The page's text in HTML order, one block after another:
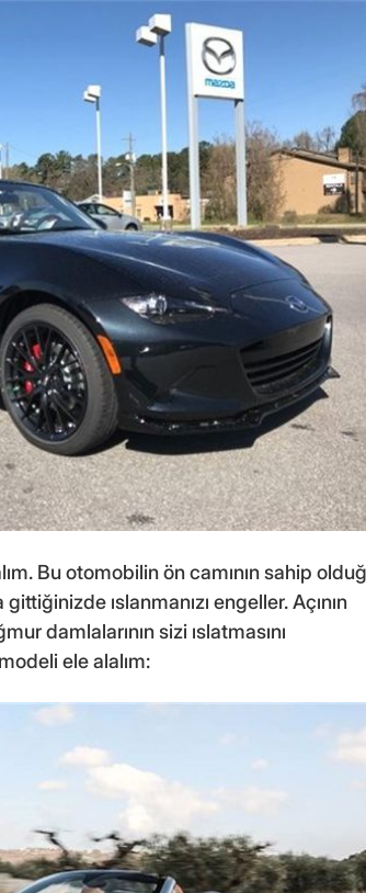
Bu otomobilin ön camının sahip
ıslanmanızı engeller. Açının
damlalarının sizi ıslatmasını
ele alalım: